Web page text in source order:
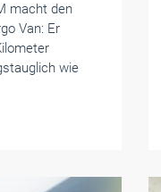
macht den
Van: Er
wie